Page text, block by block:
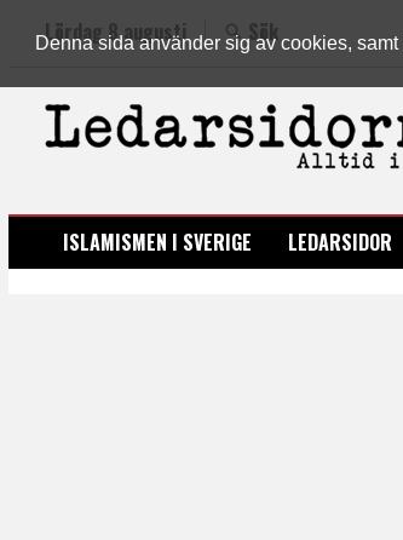
Denna sida använder sig av cookies,
Lördag 8 augusti Sök
LEDARSIDORNA.SE
ISLAMISMEN I SVERIGE LEDARSIDOR